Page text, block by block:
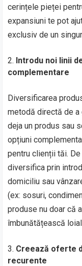
cerințele pieței
expansiuni te pot
exclusiv de un
Introdu noi linii
complementare
Diversificarea
metodă directă de a
deja un produs sau
opțiuni
pentru clienții tăi.
diversifica prin
domiciliu sau
(ex: sosuri,
produse nu doar că
îmbunătățească
Creează oferte
recurente